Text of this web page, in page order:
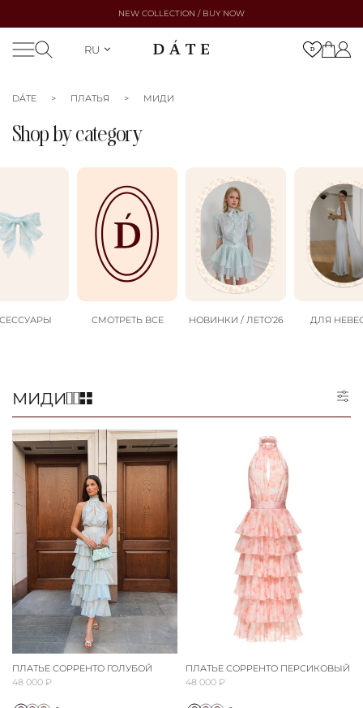
NEW COLLECTION / BUY NOW
RU
DÁTE ПЛАТЬЯ МИДИ
Shop by category
СМОТРЕТЬ ВСЕ НОВИНКИ / ЛЕТО’26 ДЛЯ
МИДИ
ПЛАТЬЕ СОРРЕНТО ГОЛУБОЙ
48 000 ₽
ПЛАТЬЕ СОРРЕНТО ПЕРСИКОВЫЙ
48 000 ₽